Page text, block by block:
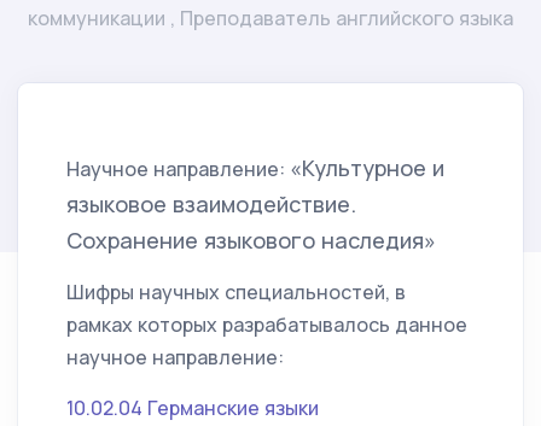
коммуникации , Преподаватель английского языка
Научное направление: «Культурное и
языковое взаимодействие.
Сохранение языкового наследия»
Шифры научных специальностей, в
рамках которых разрабатывалось данное
научное направление:
10.02.04 Германские языки